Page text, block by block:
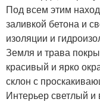
Под всем этим
заливкой бетона и
изоляции и
Земля и трава
красивый и ярко
склон с
Интерьер светлый